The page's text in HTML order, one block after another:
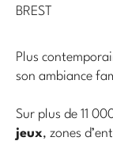
BREST
Plus
son ambiance
Sur plus de 11
jeux, zones